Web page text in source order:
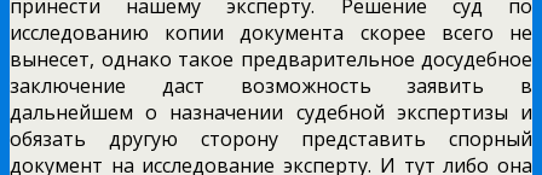
принести нашему эксперту. Решение суд по
исследованию копии документа скорее всего не
вынесет, однако такое предварительное досудебное
заключение даст возможность заявить в
дальнейшем о назначении судебной экспертизы и
обязать другую сторону представить спорный
документ на исследование эксперту. И тут либо она